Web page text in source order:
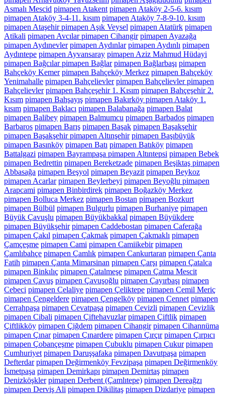
Asmalı Mescid pimapen Atakent pimapen Ataköy 2-5-6. kısım
pimapen Ataköy 3-4-11. kısım pimapen Ataköy 7-8-9-10. kısım
pimapen Ataşehir pimapen Aşık Veysel pimapen Atatürk pimapen
Atikali pimapen Avcılar pimapen Cihangir pimapen Ayazağa
pimapen Aydınevler pimapen Aydınlar pimapen Aydınlı pimapen
Aydıntepe pimapen Ayvansaray pimapen Aziz Mahmud Hüdayi
pimapen Bağcılar pimapen Bağlar pimapen Bağlarbaşı pimapen
Bahçeköy Kemer pimapen Bahçeköy Merkez pimapen Bahçeköy
Yenimahalle pimapen Bahçelievler pimapen Bahçelievler pimapen
Bahçelievler pimapen Bahçeşehir 1. Kısım pimapen Bahçeşehir 2.
Kısım pimapen Bahşayış pimapen Bakırköy pimapen Ataköy 1.
kısım pimapen Baklacı pimapen Balabanağa pimapen Balat
pimapen Balibey pimapen Balmumcu pimapen Barbados pimapen
Barbaros pimapen Barış pimapen Başak pimapen Başakşehir
pimapen Başakşehir pimapen Altınşehir pimapen Başıbüyük
pimapen Basınköy pimapen Batı pimapen Batıköy pimapen
Battalgazi pimapen Bayrampaşa pimapen Altıntepsi pimapen Bebek
pimapen Bedrettin pimapen Bereketzade pimapen Beşiktaş pimapen
Abbasağa pimapen Beşyol pimapen Beyazit pimapen Beykoz
pimapen Acarlar pimapen Beylerbeyi pimapen Beyoğlu pimapen
Arapcami pimapen Binbirdirek pimapen Boğazköy Merkez
pimapen Bolluca Merkez pimapen Bostan pimapen Bozkurt
pimapen Bülbül pimapen Bulgurlu pimapen Burhaniye pimapen
Büyük Çavuşlu pimapen Büyükbakkal pimapen Büyükdere
pimapen Büyükşehir pimapen Caddebostan pimapen Caferağa
pimapen Çakıl pimapen Çakmak pimapen Çakmaklı pimapen
Çamçeşme pimapen Cami pimapen Camiikebir pimapen
Çamlıbahçe pimapen Çamlık pimapen Cankurtaran pimapen Çanta
Fatih pimapen Çanta Mimarsinan pimapen Çarşı pimapen Çatalca
pimapen Binkılıç pimapen Çatalmeşe pimapen Çatma Mescit
pimapen Çavuş pimapen Çavuşoğlu pimapen Çayırbaşı pimapen
Cebeci pimapen Celaliye pimapen Çeliktepe pimapen Cemil Meriç
pimapen Çengeldere pimapen Çengelköy pimapen Cennet pimapen
Cerrahpaşa pimapen Cevatpaşa pimapen Cevizli pimapen Cevizlik
pimapen Cibali pimapen Çiftehavuzlar pimapen Çiftlik pimapen
Çiftlikköy pimapen Çiğdem pimapen Cihangir pimapen Cihannüma
pimapen Çınar pimapen Çınardere pimapen Çırçır pimapen Çırpıcı
pimapen Çobançeşme pimapen Çubuklu pimapen Çukur pimapen
Cumhuriyet pimapen Daruşşafaka pimapen Davutpaşa pimapen
Defterdar pimapen Değirmenköy Fevzipaşa pimapen Değirmenköy
İsmetpaşa pimapen Demirkapı pimapen Demirtaş pimapen
Denizköşkler pimapen Derbent (Çamlıtepe) pimapen Dereağzı
pimapen Derviş Ali pimapen Dikilitaş pimapen Dizdariye pimapen